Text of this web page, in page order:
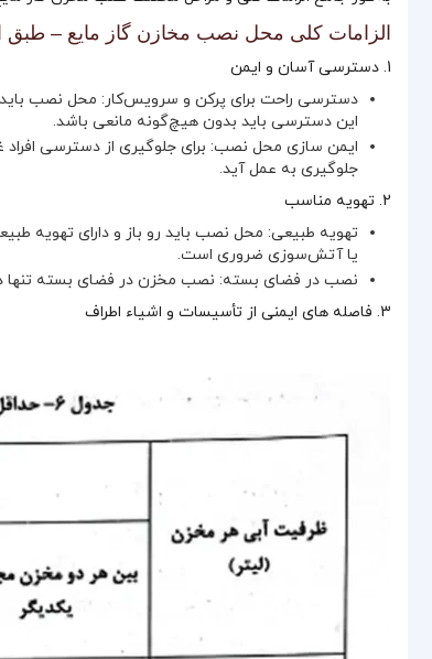
الزامات کلی محل نصب مخازن گاز مایع – طبق
1. دسترسی آسان و ایمن
دسترسی راحت برای پرکن و سرویس‌کار: محل نصب
این دسترسی باید بدون هیچ‌گونه مانعی باشد.
ایمن‌ سازی محل نصب: برای جلوگیری از دسترسی افراد
جلوگیری به عمل آید.
2. تهویه مناسب
تهویه طبیعی: محل نصب باید رو باز و دارای تهویه
یا آتش‌سوزی ضروری است.
نصب در فضای بسته: نصب مخزن در فضای بسته تنها
3. فاصله‌ های ایمنی از تأسیسات و اشیاء اطراف